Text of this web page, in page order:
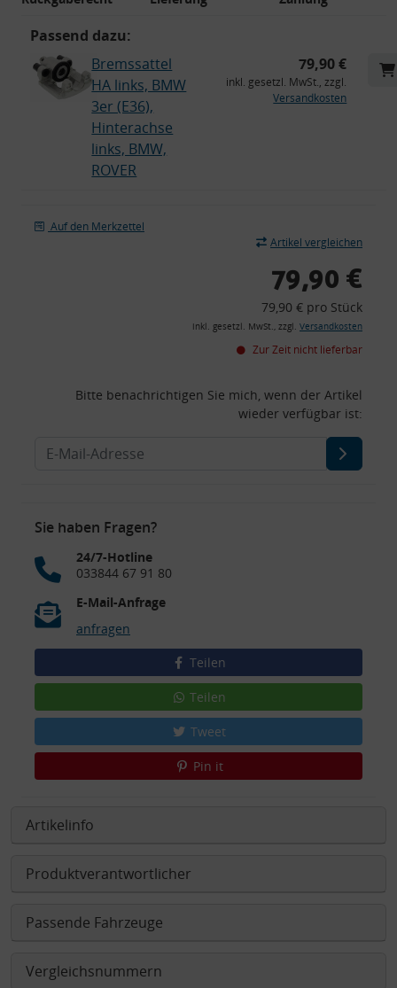
Passend dazu:
Bremssattel
HA links, BMW
3er (E36),
Hinterachse
links, BMW,
ROVER
79,90 €
inkl. gesetzl. MwSt., zzgl.
Versandkosten
Auf den Merkzettel
Artikel vergleichen
79,90 €
79,90 € pro Stück
inkl. gesetzl. MwSt., zzgl. Versandkosten
Zur Zeit nicht lieferbar
Bitte benachrichtigen Sie mich, wenn der Artikel
wieder verfügbar ist:
Sie haben Fragen?
24/7-Hotline
033844 67 91 80
E-Mail-Anfrage
anfragen
Teilen
Teilen
Tweet
Pin it
Artikelinfo
Produktverantwortlicher
Passende Fahrzeuge
Vergleichsnummern